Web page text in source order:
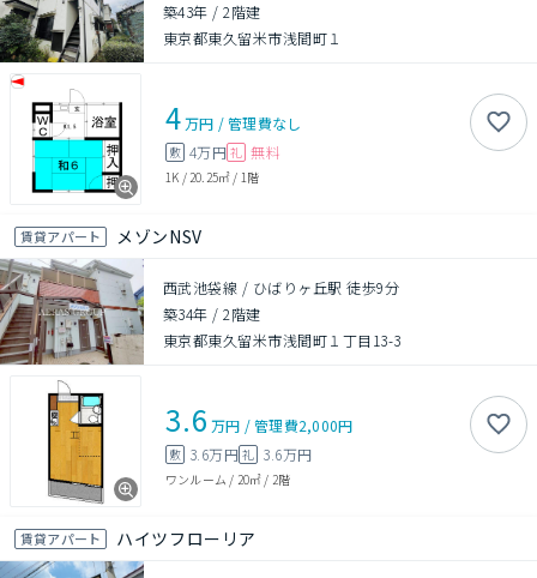
築43年 /2階建
東京都東久留米市浅間町１
4万円 /管理費なし
敷 4万円 礼 無料
1K / 20.25㎡ / 1階
賃貸アパート メゾンNSV
西武池袋線 / ひばりヶ丘駅 徒歩9分
築34年 /2階建
東京都東久留米市浅間町１丁目13-3
3.6 万円 /管理費2,000円
敷 3.6万円礼 3.6万円
ワンルーム / 20㎡ / 2階
賃貸アパート ハイツフローリア